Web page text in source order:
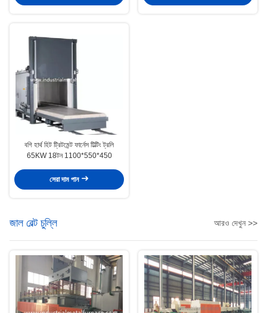
বগি হার্থ হিট ট্রিটমেন্ট ফার্নেস টিল্টিং ট্রলি
65KW 18টন 1100*550*450
সেরা দাম পান
জাল বেল্ট চুল্লি আরও দেখুন >>